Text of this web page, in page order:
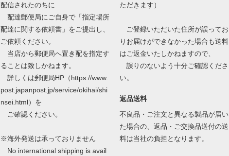
配信されたのちに
配達郵便局にご自身で「指定場所
配達に関する依頼書」をご提出し、
ご依頼ください。
当店から郵便局へ置き配を指定す
ることは致しかねます。
詳しくは郵便局HP（https://www.
post.japanpost.jp/service/okihai/shi
nsei.html）を
ご確認ください。
※海外発送は承っておりません
No international shipping is avail
ただきます）
ご登録いただいた住所が誤ってお
りお届けができなかった場合も送料
はご返金いたしかねますので、
誤りのないよう十分ご確認くださ
い。
返品送料
不良品・ご注文と異なる製品が届い
た場合の、返品・ご交換品送付の送
料は当社の負担となります。